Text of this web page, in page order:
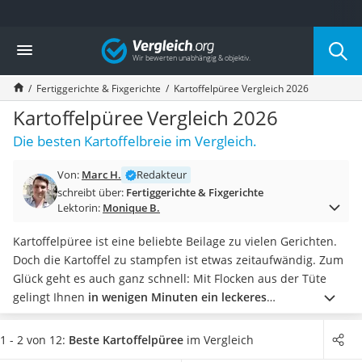
Die beliebtesten Vergleiche nach Kategorie
Lebensmittel
Schwarzkümmelöl
Knäckebrot
Schwarzkümmelöl-Kapseln
Manukahonig
Eiklar
Balsamico-Essig
Schwarzkümmelöl bio
Honig
Gemüsebrühe
Eiskaffee-Pulver
Irischer Whiskey
Grapefruitkernextrakt
Matcha-Set
Vergleich
Fertiggerichte & Fixgerichte Kartoffelpüree Vergleich 2026
Kartoffelpüree Vergleich 2026
Die besten Kartoffelbreie im Vergleich.
Von: Marc H.
Redakteur
schreibt über: Fertiggerichte & Fixgerichte
Lektorin: Monique B.
Kartoffelpüree ist eine beliebte Beilage zu vielen Gerichten.
Doch die Kartoffel zu stampfen ist etwas zeitaufwändig. Zum
Glück geht es auch ganz schnell: Mit Flocken aus der Tüte
gelingt Ihnen in wenigen Minuten ein leckeres
Kartoffelpüree.Tests im Internet haben gezeigt, dass das
Zubereiten des Kartoffelbreis mit einemSchneebesen
1 - 2 von 12: Beste Kartoffelpüree im Vergleich